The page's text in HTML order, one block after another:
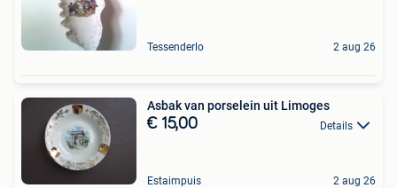
Tessenderlo 2 aug 26
Asbak van porselein uit Limoges
€ 15,00 Details
Estaimpuis 2 aug 26